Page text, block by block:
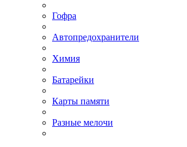
Гофра
Автопредохранители
Химия
Батарейки
Карты памяти
Разные мелочи